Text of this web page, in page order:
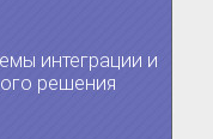
интеграции и
решения